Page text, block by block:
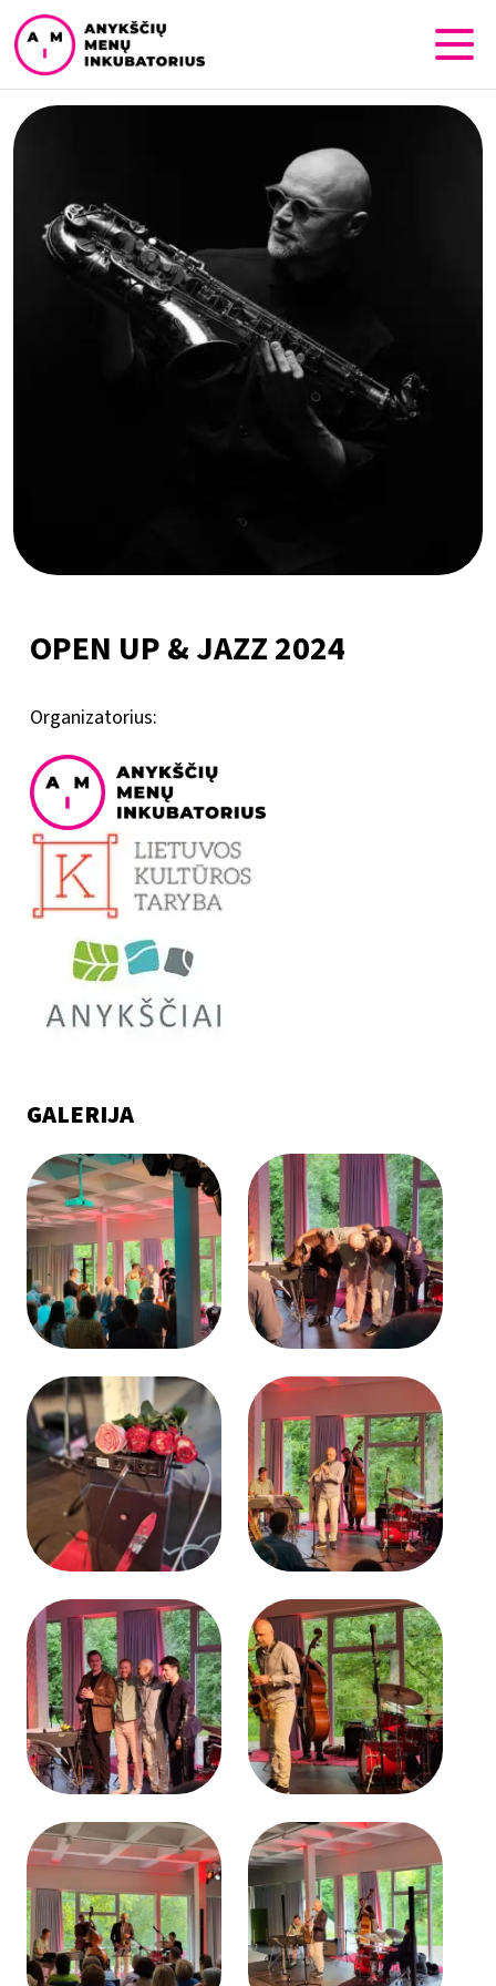
OPEN UP & JAZZ 2024
Organizatorius:
GALERIJA